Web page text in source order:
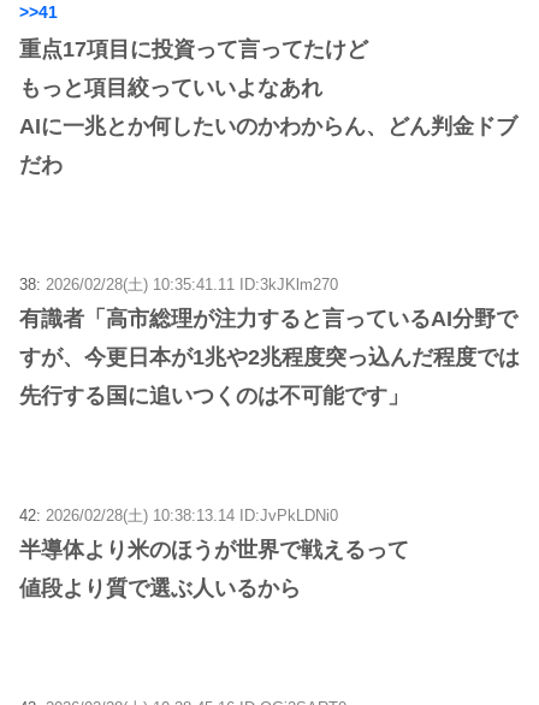
>>41
重点17項目に投資って言ってたけど
もっと項目絞っていいよなあれ
AIに一兆とか何したいのかわからん、どん判金ドブ
だわ
38: 2026/02/28(土) 10:35:41.11 ID:3kJKlm270
有識者「高市総理が注力すると言っているAI分野で
すが、今更日本が1兆や2兆程度突っ込んだ程度では
先行する国に追いつくのは不可能です」
42: 2026/02/28(土) 10:38:13.14 ID:JvPkLDNi0
半導体より米のほうが世界で戦えるって
値段より質で選ぶ人いるから